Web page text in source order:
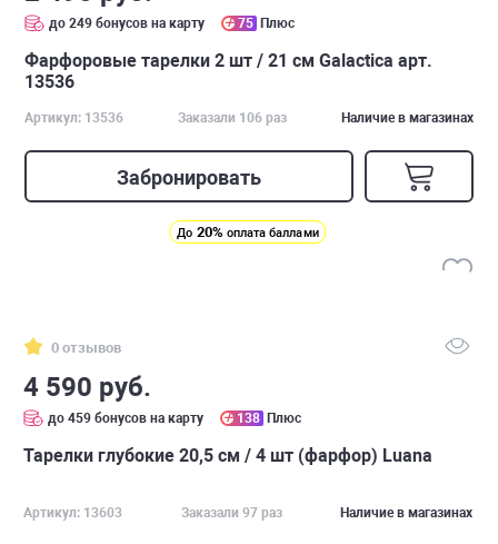
до 249 бонусов на карту 75 Плюс
Фарфоровые тарелки 2 шт / 21 см Galactica арт.
13536
Артикул: 13536 Заказали 106 раз Наличие в магазинах
Забронировать
До 20% оплата баллами
0 отзывов
4 590 руб.
до 459 бонусов на карту 138 Плюс
Тарелки глубокие 20,5 см / 4 шт (фарфор) Luana
Артикул: 13603 Заказали 97 раз Наличие в магазинах